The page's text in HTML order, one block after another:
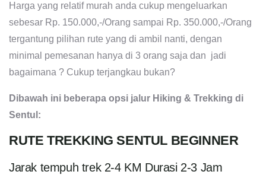
Harga yang relatif murah anda cukup mengeluarkan
sebesar Rp. 150.000,-/Orang sampai Rp. 350.000,-/Orang
tergantung pilihan rute yang di ambil nanti, dengan
minimal pemesanan hanya di 3 orang saja dan jadi
bagaimana ? Cukup terjangkau bukan?
Dibawah ini beberapa opsi jalur Hiking & Trekking di
Sentul:
RUTE TREKKING SENTUL BEGINNER
Jarak tempuh trek 2-4 KM Durasi 2-3 Jam